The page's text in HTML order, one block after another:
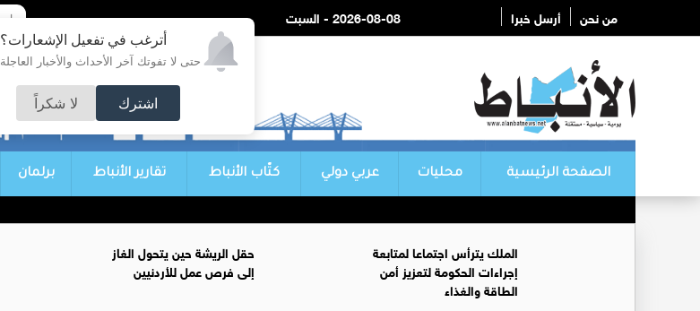
أترغب في تفعيل الإشعارات؟
حتى لا تفوتك آخر الأحداث والأخبار العاجلة
اشترك لا شكراً
من نحن أرسل خبرا 2026-08-08 - السبت
الصفحة الرئيسية محليات عربي دولي كتّاب الأنباط تقارير الأنباط برلمان
الملك يترأس اجتماعا لمتابعة
إجراءات الحكومة لتعزيز أمن
الطاقة والغذاء
حقل الريشة حين يتحول الغاز
إلى فرص عمل للأردنيين